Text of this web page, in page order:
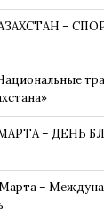
–
– ДЕНЬ
–